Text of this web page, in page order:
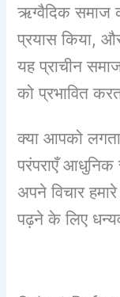
ऋग्वैदिक समाज
प्रयास किया,
यह प्राचीन
को प्रभावित
क्या आपको
परंपराएँ आधुनिक
अपने विचार
पढ़ने के लिए